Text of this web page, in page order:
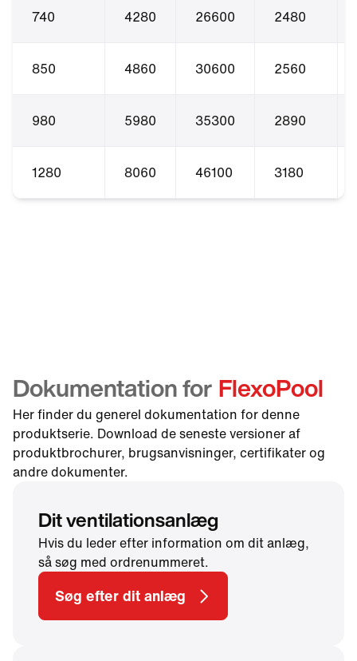
740 4280 26600 2480
850 4860 30600 2560
980 5980 35300 2890
1280 8060 46100 3180
Dokumentation for FlexoPool
Her finder du generel dokumentation for denne
produktserie. Download de seneste versioner af
produktbrochurer, brugsanvisninger, certifikater og
andre dokumenter.
Dit ventilationsanlæg
Hvis du leder efter information om dit anlæg,
så søg med ordrenummeret.
Søg efter dit anlæg